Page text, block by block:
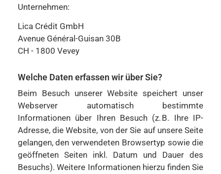
Unternehmen:
Lica Crédit GmbH
Avenue Général-Guisan 30B
CH - 1800 Vevey
Welche Daten erfassen wir über Sie?
Beim Besuch unserer Website speichert unser
Webserver automatisch bestimmte
Informationen über Ihren Besuch (z. B. Ihre IP-
Adresse, die Website, von der Sie auf unsere Seite
gelangen, den verwendeten Browsertyp sowie die
geöffneten Seiten inkl. Datum und Dauer des
Besuchs). Weitere Informationen hierzu finden Sie